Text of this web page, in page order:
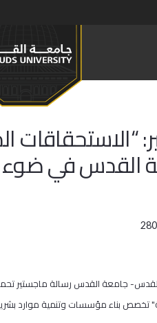
“الاستحقاقات
القدس في ضوء
280
جامعة القدس رسالة ماجستير
تخصص بناء مؤسسات وتنمية موارد